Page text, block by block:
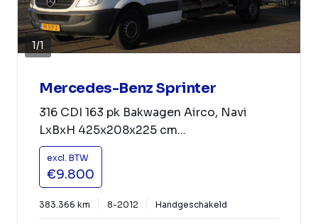
1/1
Mercedes-Benz Sprinter
316 CDI 163 pk Bakwagen Airco, Navi
LxBxH 425x208x225 cm...
excl. BTW
€9.800
383.366 km 8-2012 Handgeschakeld